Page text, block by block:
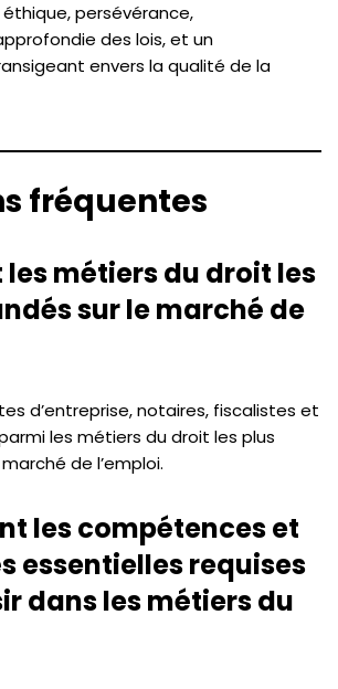
persévérance,
des lois, et un
envers la qualité de la
fréquentes
les métiers du droit les
sur le marché de
d’entreprise, notaires, fiscalistes et
les métiers du droit les plus
de l’emploi.
les compétences et
essentielles requises
dans les métiers du